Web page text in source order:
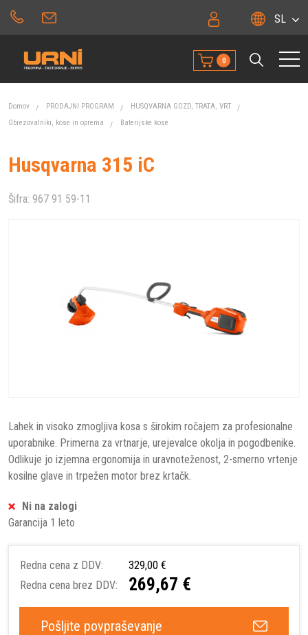
SL
0
Domov PRODAJNI PROGRAM
HUSQVARNA GOZD, TRATA, VRT
Obrezovalniki, kose in oprema
Baterijske kose
Husqvarna 315 iC
Šifra: 967 91 59-11
Lahek in visoko zmogljiva kosa s širokim ročajem za profesionalne
uporabnike. Primerna za vrtnarje, urejevalce okolja in pogodbenike.
Odlikuje jo izjemna ergonomija in uravnoteženost, 2-smerno vrtenje
kosilne glave in trpežen motor brez krtačk.
Ni na zalogi
Garancija 1 leto
Redna cena z DDV:
329,00 €
Redna cena brez DDV:
269,67 €
Pošljite povpraševanje